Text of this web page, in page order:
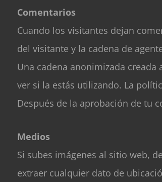
Comentarios
Cuando los visitantes dejan
del visitante y la cadena de
Una cadena anonimizada
ver si la estás utilizando. La
Después de la aprobación de tu
Medios
Si subes imágenes al sitio web,
extraer cualquier dato de